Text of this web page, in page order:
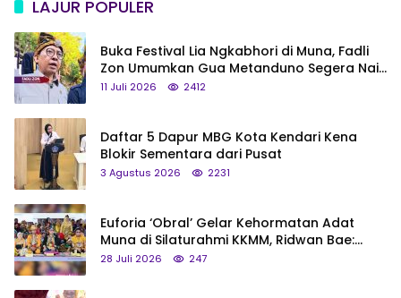
LAJUR POPULER
Buka Festival Lia Ngkabhori di Muna, Fadli
Zon Umumkan Gua Metanduno Segera Naik
Status Jadi Cagar Budaya Nasional
11 Juli 2026 2412
Daftar 5 Dapur MBG Kota Kendari Kena
Blokir Sementara dari Pusat
3 Agustus 2026 2231
Euforia ‘Obral’ Gelar Kehormatan Adat
Muna di Silaturahmi KKMM, Ridwan Bae:
Saya Bukan Tipe Begitu, Belum Pantas!
28 Juli 2026 247